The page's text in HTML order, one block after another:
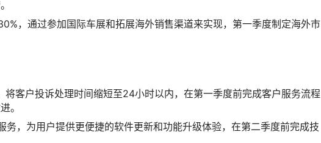
，通过参加国际车展和拓展海外销售渠道来实现，第一季度制定海外市
将客户投诉处理时间缩短至24小时以内，在第一季度前完成客户服务流程
。
务，为用户提供更便捷的软件更新和功能升级体验，在第二季度前完成技